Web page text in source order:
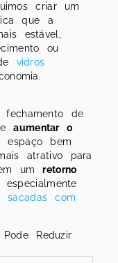
criar um
que a
estável,
ou
vidros
de
aumentar o
bem
atrativo para
em umretorno
sacadas com
Reduzir